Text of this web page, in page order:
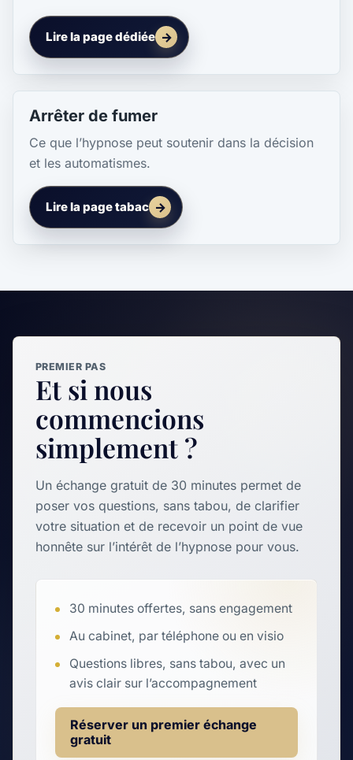
Lire la page dédiée
Arrêter de fumer
Ce que l’hypnose peut soutenir dans la décision
et les automatismes.
Lire la page tabac
PREMIER PAS
Et si nous
commencions
simplement ?
Un échange gratuit de 30 minutes permet de
poser vos questions, sans tabou, de clarifier
votre situation et de recevoir un point de vue
honnête sur l’intérêt de l’hypnose pour vous.
30 minutes offertes, sans engagement
Au cabinet, par téléphone ou en visio
Questions libres, sans tabou, avec un
avis clair sur l’accompagnement
Réserver un premier échange
gratuit